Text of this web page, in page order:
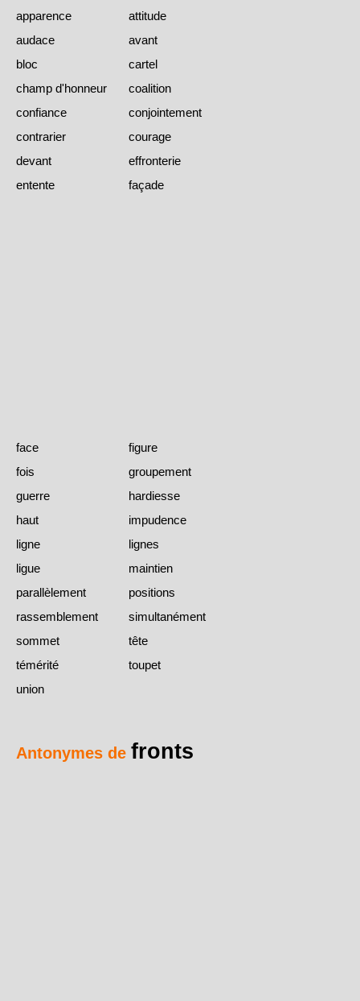
apparence
attitude
audace
avant
bloc
cartel
champ d'honneur
coalition
confiance
conjointement
contrarier
courage
devant
effronterie
entente
façade
face
figure
fois
groupement
guerre
hardiesse
haut
impudence
ligne
lignes
ligue
maintien
parallèlement
positions
rassemblement
simultanément
sommet
tête
témérité
toupet
union
Antonymes de fronts